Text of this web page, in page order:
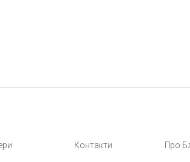
Контакти Про